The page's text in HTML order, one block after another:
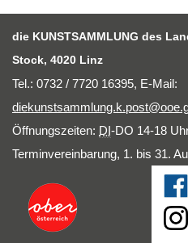
die KUNSTSAMMLUNG des
Stock, 4020 Linz
Tel.: 0732 / 7720 16395, E-Mail:
Öffnungszeiten: DI-DO 14-18
Terminvereinbarung, 1. bis 31.